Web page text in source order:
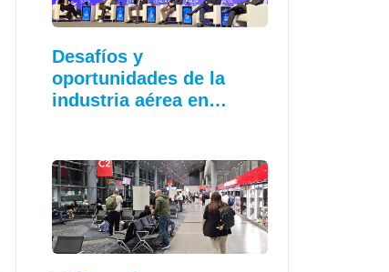
Desafíos y
oportunidades de la
industria aérea en…